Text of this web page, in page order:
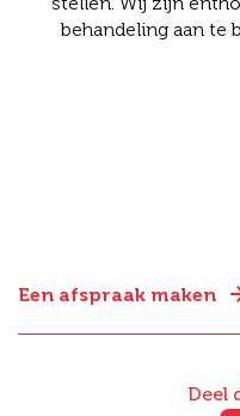
behandeling aan te
Een afspraak maken
Deel